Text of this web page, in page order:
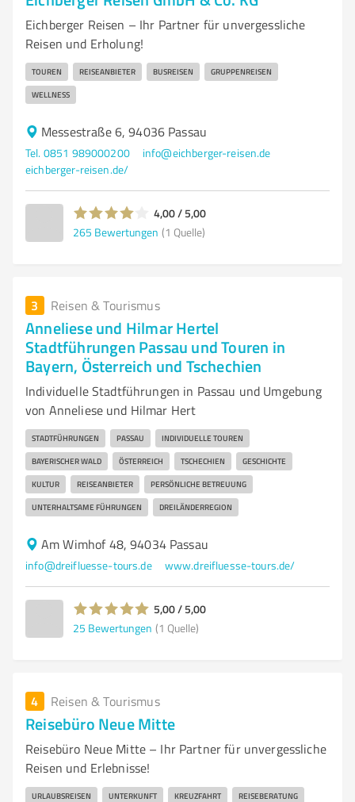
Eichberger Reisen – Ihr Partner für unvergessliche
Reisen und Erholung!
TOUREN REISEANBIETER BUSREISEN GRUPPENREISEN
WELLNESS
Messestraße 6, 94036 Passau
Tel. 0851 989000200
info@eichberger-reisen.de
eichberger-reisen.de/
4,00 / 5,00
265 Bewertungen (1 Quelle)
3 Reisen & Tourismus
Anneliese und Hilmar Hertel
Stadtführungen Passau und Touren in
Bayern, Österreich und Tschechien
Individuelle Stadtführungen in Passau und Umgebung
von Anneliese und Hilmar Hert
STADTFÜHRUNGEN PASSAU INDIVIDUELLE TOUREN
BAYERISCHER WALD ÖSTERREICH TSCHECHIEN GESCHICHTE
KULTUR REISEANBIETER PERSÖNLICHE BETREUUNG
UNTERHALTSAME FÜHRUNGEN DREILÄNDERREGION
Am Wimhof 48, 94034 Passau
info@dreifluesse-tours.de www.dreifluesse-tours.de/
5,00 / 5,00
25 Bewertungen (1 Quelle)
4 Reisen & Tourismus
Reisebüro Neue Mitte
Reisebüro Neue Mitte – Ihr Partner für unvergessliche
Reisen und Erlebnisse!
URLAUBSREISEN UNTERKUNFT KREUZFAHRT REISEBERATUNG